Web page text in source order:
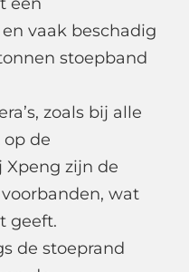
vaak beschadig
stoepband
zoals bij alle
de
zijn de
wat
geeft.
de stoeprand